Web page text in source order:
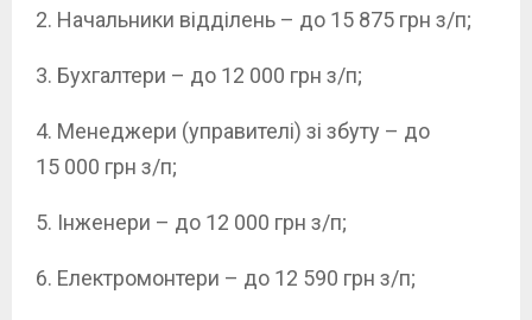
2. Начальники відділень – до 15 875 грн з/п;
3. Бухгалтери – до 12 000 грн з/п;
4. Менеджери (управителі) зі збуту – до
15 000 грн з/п;
5. Інженери – до 12 000 грн з/п;
6. Електромонтери – до 12 590 грн з/п;